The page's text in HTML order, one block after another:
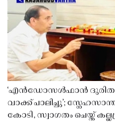
‘എൻഡോസൾഫാൻ
വാക്ക് പാലിച്ചു’;
കോടി, സ്വാഗതം ചെയ്ത്